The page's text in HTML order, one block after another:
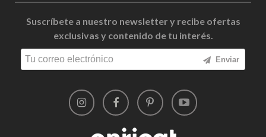
Suscríbete a nuestro newsletter y recibe ofertas
exclusivas y contenido de tu interés.